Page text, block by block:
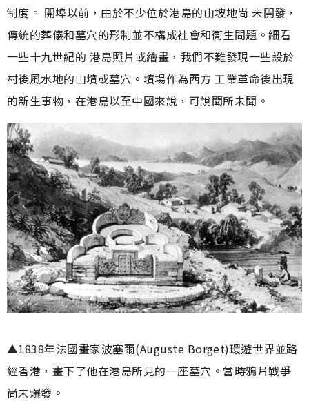
制度。 開埠以前，由於不少位於港島的山坡地尚 未開發，
傳統的葬儀和墓穴的形制並不構成社會和衞生問題。細看
一些十九世紀的 港島照片或繪畫，我們不難發現一些設於
村後風水地的山墳或墓穴。墳場作為西方 工業革命後出現
的新生事物，在港島以至中國來說，可說聞所未聞。
▲1838年法國畫家波塞爾(Auguste Borget)環遊世界並路
經香港，畫下了他在港島所見的一座墓穴。當時鴉片戰爭
尚未爆發。